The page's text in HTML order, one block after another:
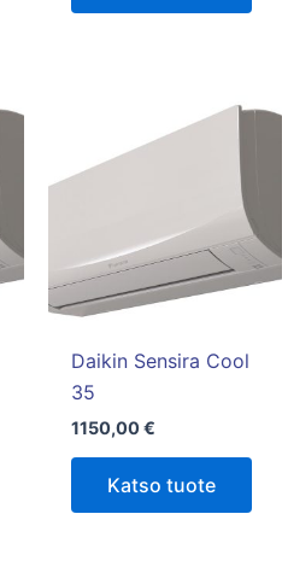
Daikin Sensira Cool
35
1150,00€
Katso tuote